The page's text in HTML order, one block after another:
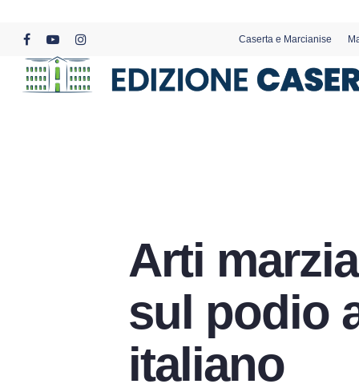
content
facebookyoutubeinstagram
Caserta e Marcianise
Arti
sul podio
italiano